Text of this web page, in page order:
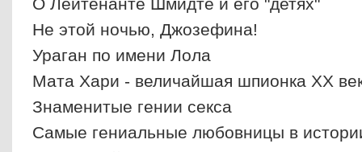
Не этой ночью, Джозефина!
Ураган по имени Лола
Мата Хари - величайшая шпионка ХХ
Знаменитые гении секса
Самые гениальные любовницы в